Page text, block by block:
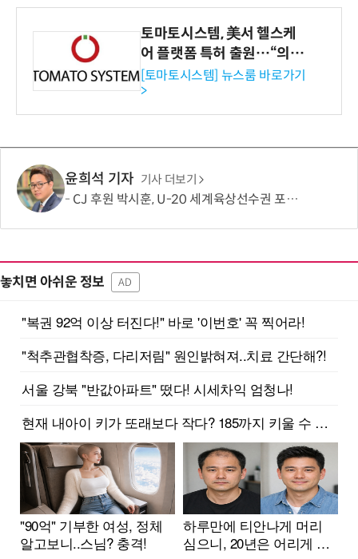
토마토시스템, 美서 헬스케
어 플랫폼 특허 출원…“의료
기관·보험사 공략”
[토마토시스템] 뉴스룸 바로가기
>
윤희석 기자 기사 더보기
CJ 후원 박시훈, U-20 세계육상선수권 포환던지기 은메달
놓치면 아쉬운 정보 AD